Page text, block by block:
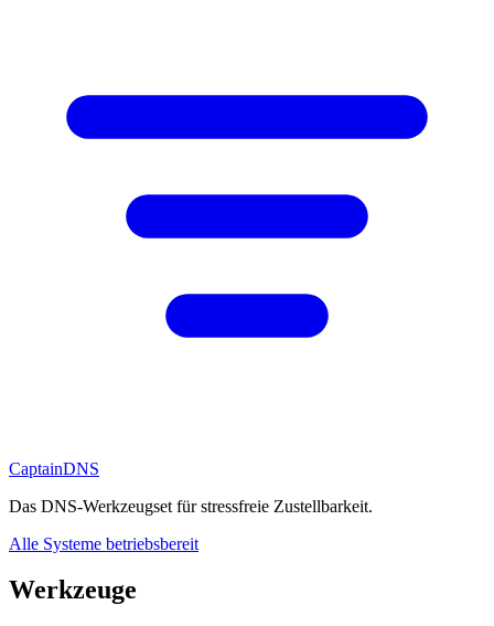
CaptainDNS
Das DNS-Werkzeugset für stressfreie Zustellbarkeit.
Alle Systeme betriebsbereit
Werkzeuge